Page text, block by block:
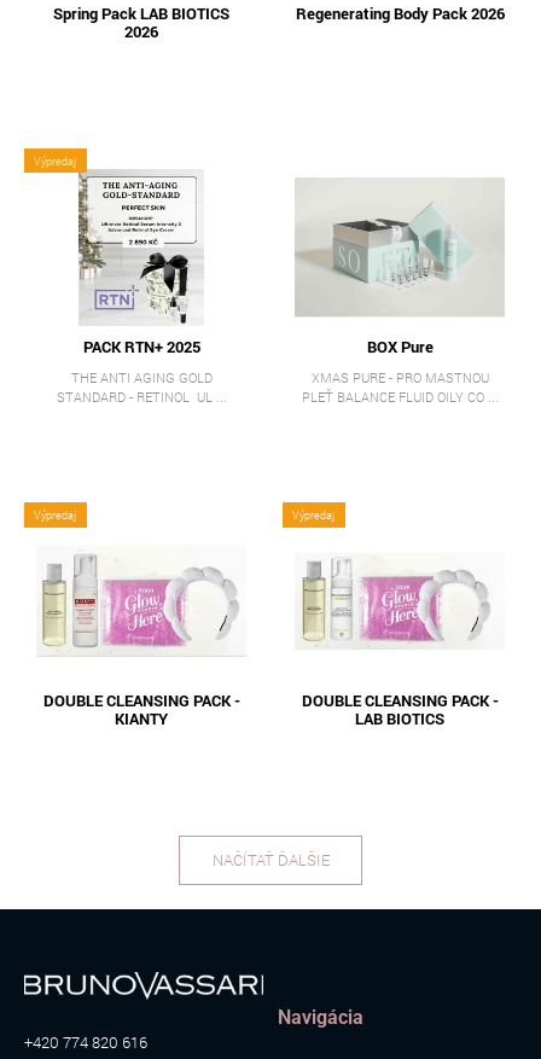
Spring Pack LAB BIOTICS
2026
Regenerating Body Pack 2026
Výpredaj
PACK RTN+ 2025
THE ANTI AGING GOLD
STANDARD - RETINOL UL ...
BOX Pure
XMAS PURE - PRO MASTNOU
PLEŤ BALANCE FLUID OILY CO ...
Výpredaj
DOUBLE CLEANSING PACK -
KIANTY
Výpredaj
DOUBLE CLEANSING PACK -
LAB BIOTICS
NAČÍTAŤ ĎALŠIE
+420 774 820 616
Navigácia